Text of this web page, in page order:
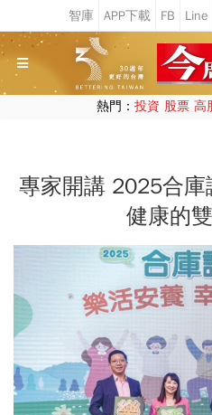
熱門： 投資 股票 高
專家開講 2025合
健康的